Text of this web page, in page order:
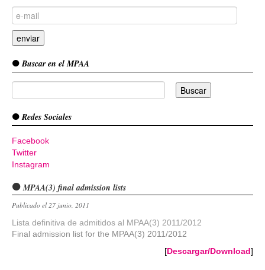
Buscar en el MPAA
Redes Sociales
Facebook
Twitter
Instagram
MPAA(3) final admission lists
Publicado el 27 junio, 2011
Lista definitiva de admitidos al MPAA(3) 2011/2012
Final admission list for the MPAA(3) 2011/2012
[Descargar/Download]